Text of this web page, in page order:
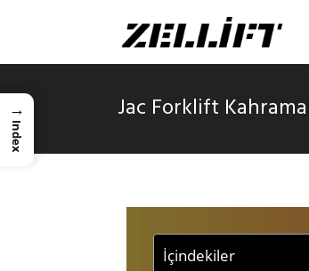
Jac Forklift
İçindekiler
→
Index